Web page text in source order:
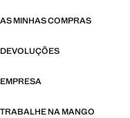
AS MINHAS COMPRAS
DEVOLUÇÕES
EMPRESA
TRABALHE NA MANGO